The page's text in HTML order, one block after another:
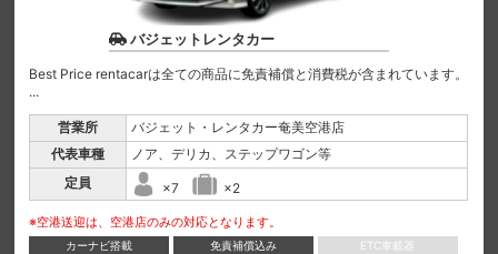
バジェットレンタカー
Best Price rentacarは全ての商品に免責補償と消費税が含まれています。
...
営業所
バジェット・レンタカー奄美空港店
代表車種
ノア、デリカ、ステップワゴン等
定員
×7 ×2
※空港送迎は、空港店のみの対応となります。
カーナビ搭載 免責補償込み
ETC車載器